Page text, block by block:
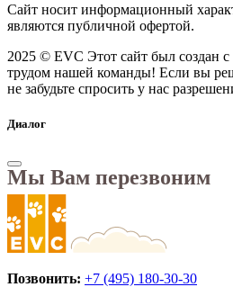
Сайт носит информационный
являются публичной офертой.
2025 © EVC Этот сайт был создан
трудом нашей команды! Если вы
не забудьте спросить у нас
Диалог
Мы Вам перезвоним
Позвонить: +7 (495) 180-30-30